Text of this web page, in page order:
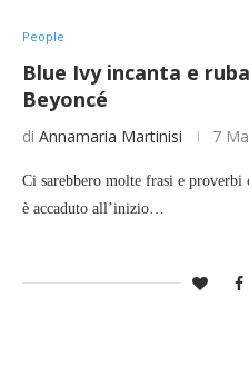
People
Blue Ivy incanta e
Beyoncé
di Annamaria Martinisi 7
Ci sarebbero molte frasi e proverbi
è accaduto all’inizio…